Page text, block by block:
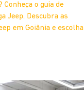
Conheça o guia de
Jeep. Descubra as
em Goiânia e escolha